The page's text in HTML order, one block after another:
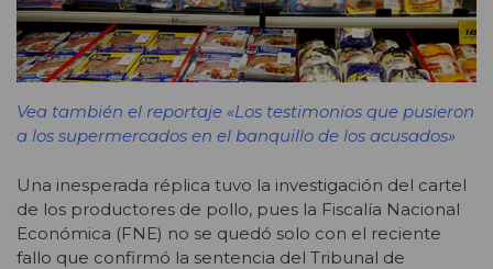
Vea también el reportaje «Los testimonios que pusieron
a los supermercados en el banquillo de los acusados»
Una inesperada réplica tuvo la investigación del cartel
de los productores de pollo, pues la Fiscalía Nacional
Económica (FNE) no se quedó solo con el reciente
fallo que confirmó la sentencia del Tribunal de